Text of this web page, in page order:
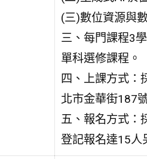
(三)數位資源與
三、每門課程3
單科選修課程。
四、上課方式：
北市金華街187
五、報名方式：
登記報名達15人